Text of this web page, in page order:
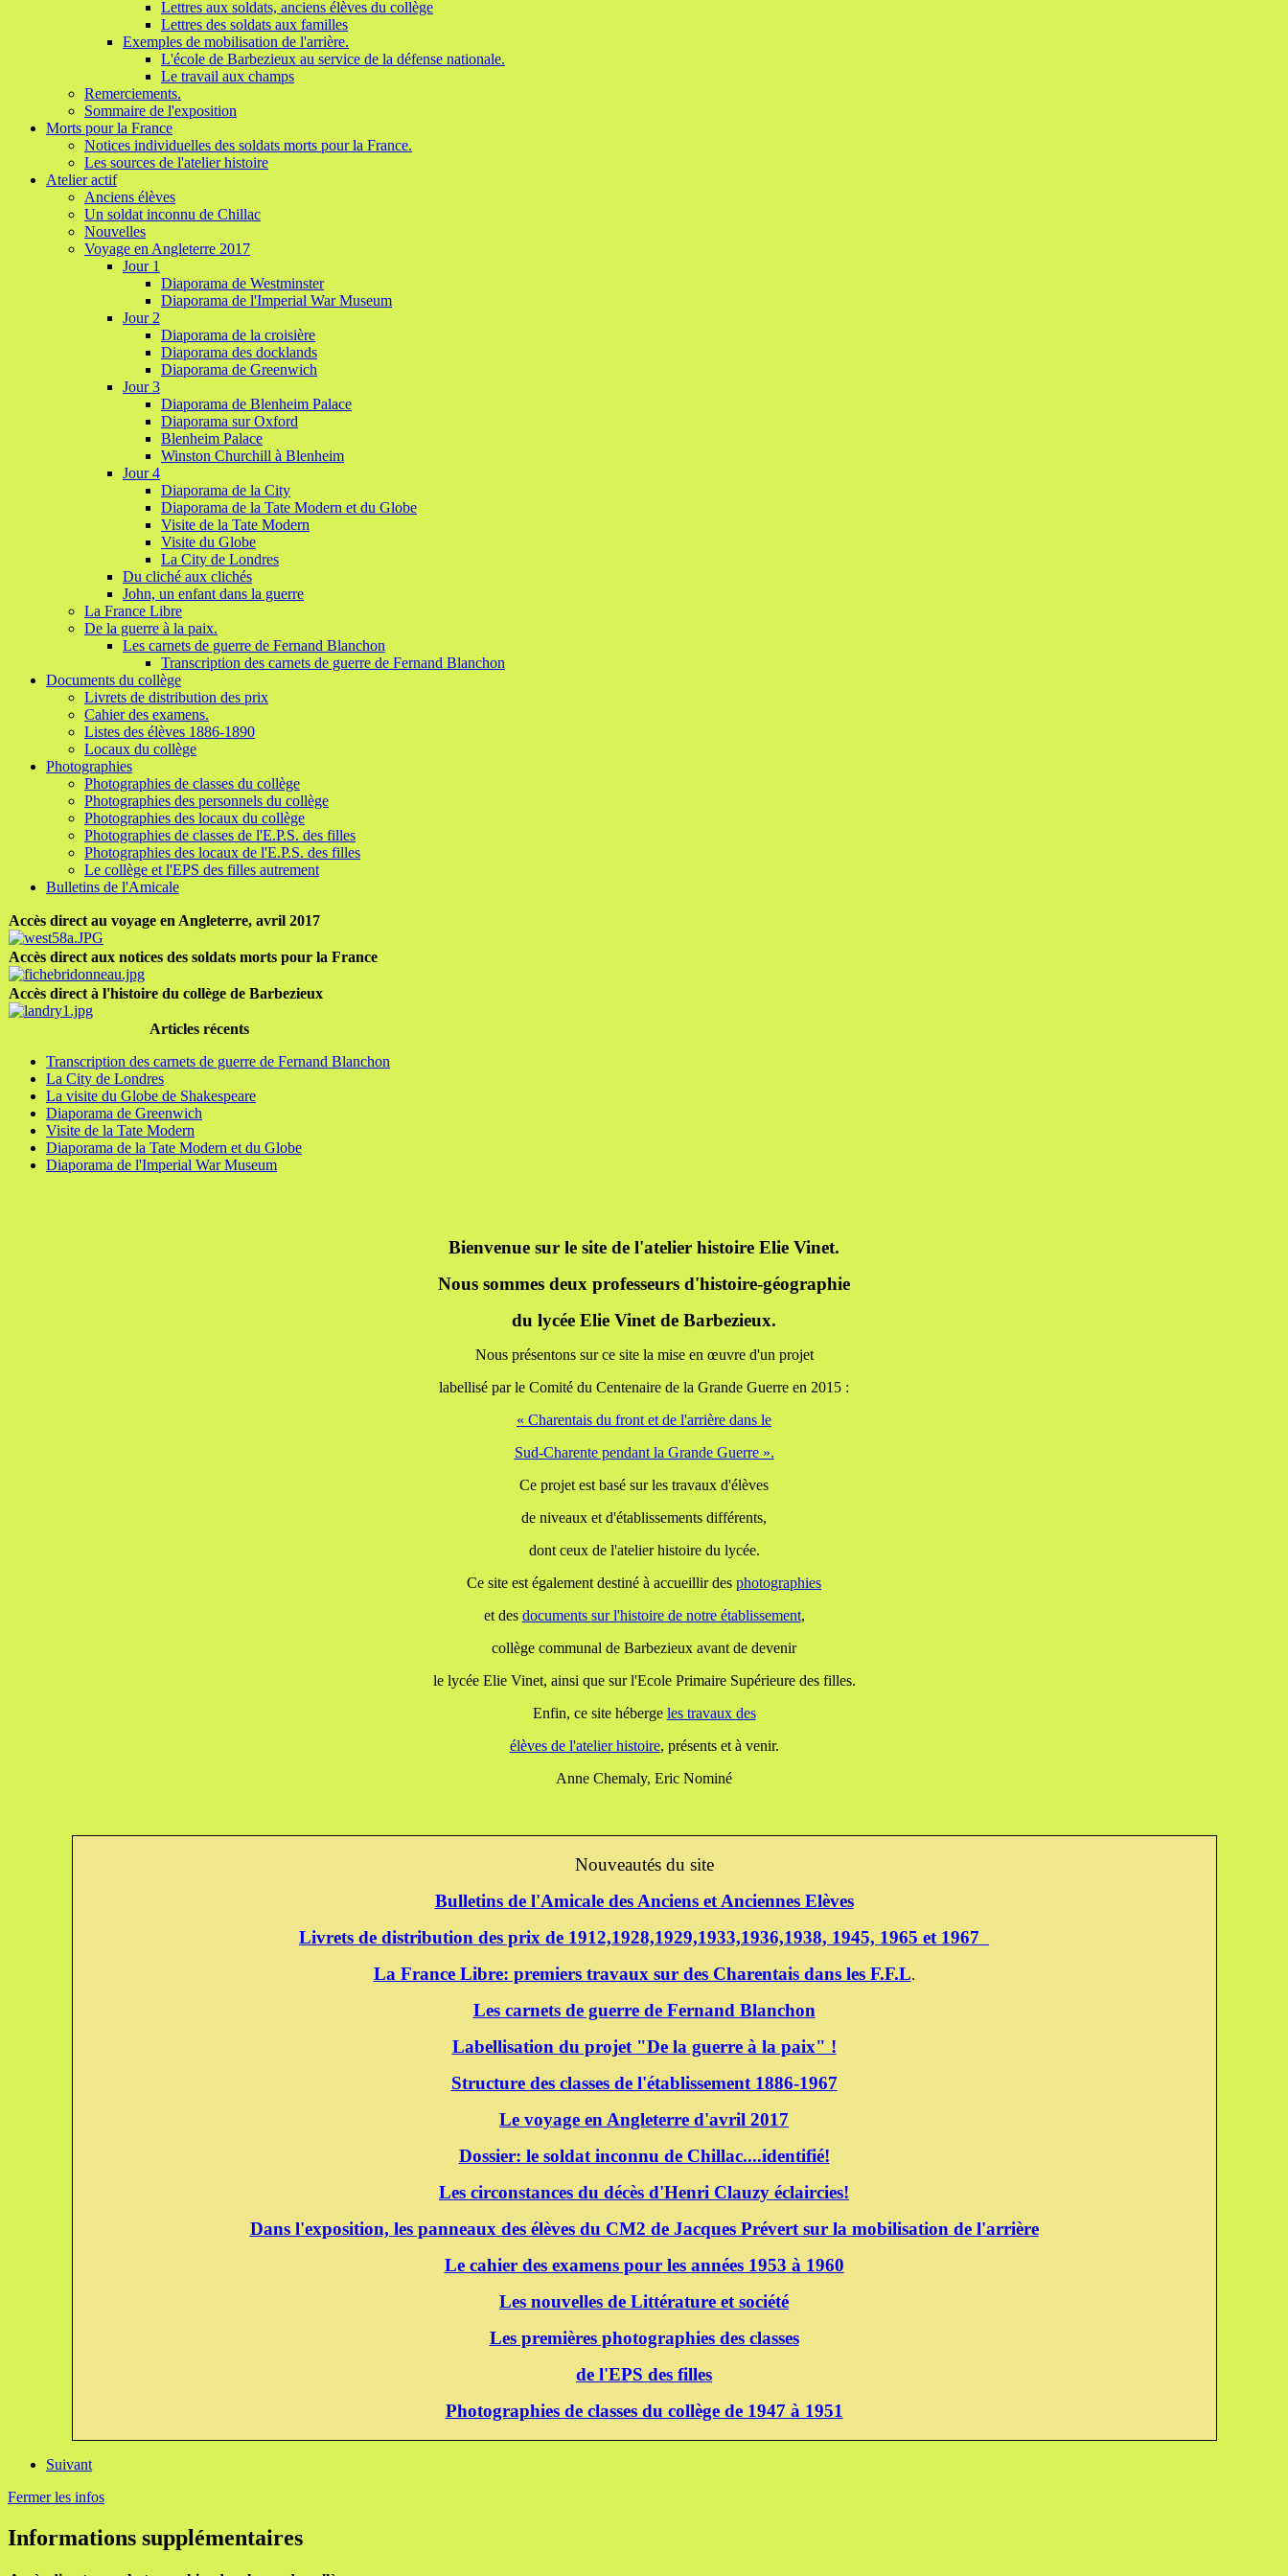
Lettres aux soldats, anciens élèves du collège
Lettres des soldats aux familles
Exemples de mobilisation de l'arrière.
L'école de Barbezieux au service de la défense nationale.
Le travail aux champs
Remerciements.
Sommaire de l'exposition
Morts pour la France
Notices individuelles des soldats morts pour la France.
Les sources de l'atelier histoire
Atelier actif
Anciens élèves
Un soldat inconnu de Chillac
Nouvelles
Voyage en Angleterre 2017
Jour 1
Diaporama de Westminster
Diaporama de l'Imperial War Museum
Jour 2
Diaporama de la croisière
Diaporama des docklands
Diaporama de Greenwich
Jour 3
Diaporama de Blenheim Palace
Diaporama sur Oxford
Blenheim Palace
Winston Churchill à Blenheim
Jour 4
Diaporama de la City
Diaporama de la Tate Modern et du Globe
Visite de la Tate Modern
Visite du Globe
La City de Londres
Du cliché aux clichés
John, un enfant dans la guerre
La France Libre
De la guerre à la paix.
Les carnets de guerre de Fernand Blanchon
Transcription des carnets de guerre de Fernand Blanchon
Documents du collège
Livrets de distribution des prix
Cahier des examens.
Listes des élèves 1886-1890
Locaux du collège
Photographies
Photographies de classes du collège
Photographies des personnels du collège
Photographies des locaux du collège
Photographies de classes de l'E.P.S. des filles
Photographies des locaux de l'E.P.S. des filles
Le collège et l'EPS des filles autrement
Bulletins de l'Amicale
Accès direct au voyage en Angleterre, avril 2017
Accès direct aux notices des soldats morts pour la France
Accès direct à l'histoire du collège de Barbezieux
Articles récents
Transcription des carnets de guerre de Fernand Blanchon
La City de Londres
La visite du Globe de Shakespeare
Diaporama de Greenwich
Visite de la Tate Modern
Diaporama de la Tate Modern et du Globe
Diaporama de l'Imperial War Museum
Bienvenue sur le site de l'atelier histoire Elie Vinet.
Nous sommes deux professeurs d'histoire-géographie
du lycée Elie Vinet de Barbezieux.
Nous présentons sur ce site la mise en œuvre d'un projet
labellisé par le Comité du Centenaire de la Grande Guerre en 2015 :
« Charentais du front et de l'arrière dans le
Sud-Charente pendant la Grande Guerre ».
Ce projet est basé sur les travaux d'élèves
de niveaux et d'établissements différents,
dont ceux de l'atelier histoire du lycée.
Ce site est également destiné à accueillir des photographies
et des documents sur l'histoire de notre établissement,
collège communal de Barbezieux avant de devenir
le lycée Elie Vinet, ainsi que sur l'Ecole Primaire Supérieure des filles.
Enfin, ce site héberge les travaux des
élèves de l'atelier histoire, présents et à venir.
Anne Chemaly, Eric Nominé
Nouveautés du site
Bulletins de l'Amicale des Anciens et Anciennes Elèves
Livrets de distribution des prix de 1912,1928,1929,1933,1936,1938, 1945, 1965 et 1967
La France Libre: premiers travaux sur des Charentais dans les F.F.L.
Les carnets de guerre de Fernand Blanchon
Labellisation du projet "De la guerre à la paix" !
Structure des classes de l'établissement 1886-1967
Le voyage en Angleterre d'avril 2017
Dossier: le soldat inconnu de Chillac....identifié!
Les circonstances du décès d'Henri Clauzy éclaircies!
Dans l'exposition, les panneaux des élèves du CM2 de Jacques Prévert sur la mobilisation de l'arrière
Le cahier des examens pour les années 1953 à 1960
Les nouvelles de Littérature et société
Les premières photographies des classes
de l'EPS des filles
Photographies de classes du collège de 1947 à 1951
Suivant
Fermer les infos
Informations supplémentaires